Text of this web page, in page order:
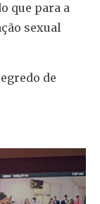
que para a
sexual
de